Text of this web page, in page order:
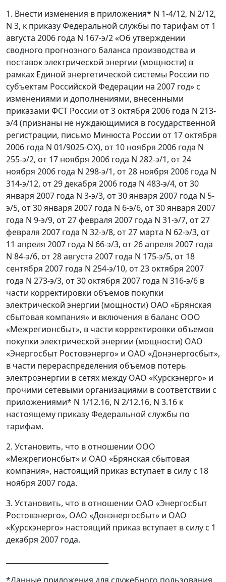
1. Внести изменения в приложения* N 1-4/12, N 2/12,
N 3, к приказу Федеральной службы по тарифам от 1
августа 2006 года N 167-э/2 «Об утверждении
сводного прогнозного баланса производства и
поставок электрической энергии (мощности) в
рамках Единой энергетической системы России по
субъектам Российской Федерации на 2007 год» с
изменениями и дополнениями, внесенными
приказами ФСТ России от 3 октября 2006 года N 213-
э/4 (признаны не нуждающимися в государственной
регистрации, письмо Минюста России от 17 октября
2006 года N 01/9025-ОХ), от 10 ноября 2006 года N
255-э/2, от 17 ноября 2006 года N 282-э/1, от 24
ноября 2006 года N 298-э/1, от 28 ноября 2006 года N
314-э/12, от 29 декабря 2006 года N 483-э/4, от 30
января 2007 года N 3-э/3, от 30 января 2007 года N 5-
э/5, от 30 января 2007 года N 6-э/6, от 30 января 2007
года N 9-э/9, от 27 февраля 2007 года N 31-э/7, от 27
февраля 2007 года N 32-э/8, от 27 марта N 62-э/3, от
11 апреля 2007 года N 66-э/3, от 26 апреля 2007 года
N 84-э/6, от 28 августа 2007 года N 175-э/5, от 18
сентября 2007 года N 254-э/10, от 23 октября 2007
года N 273-э/3, от 30 октября 2007 года N 316-э/6 в
части корректировки объемов покупки
электрической энергии (мощности) ОАО «Брянская
сбытовая компания» и включения в баланс ООО
«Межрегионсбыт», в части корректировки объемов
покупки электрической энергии (мощности) ОАО
«Энергосбыт Ростовэнерго» и ОАО «Донэнергосбыт»,
в части перераспределения объемов потерь
электроэнергии в сетях между ОАО «Курскэнерго» и
прочими сетевыми организациями в соответствии с
приложениями* N 1/12.16, N 2/12.16, N 3.16 к
настоящему приказу Федеральной службы по
тарифам.
2. Установить, что в отношении ООО
«Межрегионсбыт» и ОАО «Брянская сбытовая
компания», настоящий приказ вступает в силу с 18
ноября 2007 года.
3. Установить, что в отношении ОАО «Энергосбыт
Ростовэнерго», ОАО «Донэнергосбыт» и ОАО
«Курскэнерго» настоящий приказ вступает в силу с 1
декабря 2007 года.